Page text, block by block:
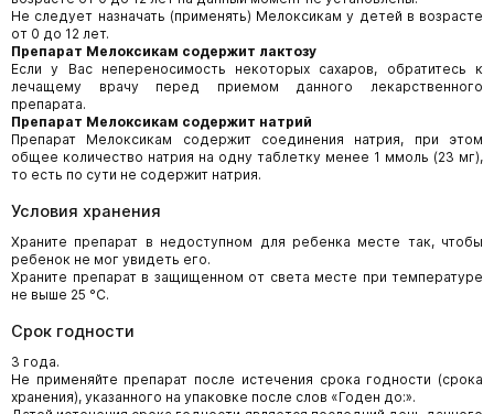
Не следует назначать (применять) Мелоксикам у детей в возрасте
от 0 до 12 лет.
Препарат Мелоксикам содержит лактозу
Если у Вас непереносимость некоторых сахаров, обратитесь к
лечащему врачу перед приемом данного лекарственного
препарата.
Препарат Мелоксикам содержит натрий
Препарат Мелоксикам содержит соединения натрия, при этом
общее количество натрия на одну таблетку менее 1 ммоль (23 мг),
то есть по сути не содержит натрия.
Условия хранения
Храните препарат в недоступном для ребенка месте так, чтобы
ребенок не мог увидеть его.
Храните препарат в защищенном от света месте при температуре
не выше 25 °С.
Срок годности
3 года.
Не применяйте препарат после истечения срока годности (срока
хранения), указанного на упаковке после слов «Годен до:».